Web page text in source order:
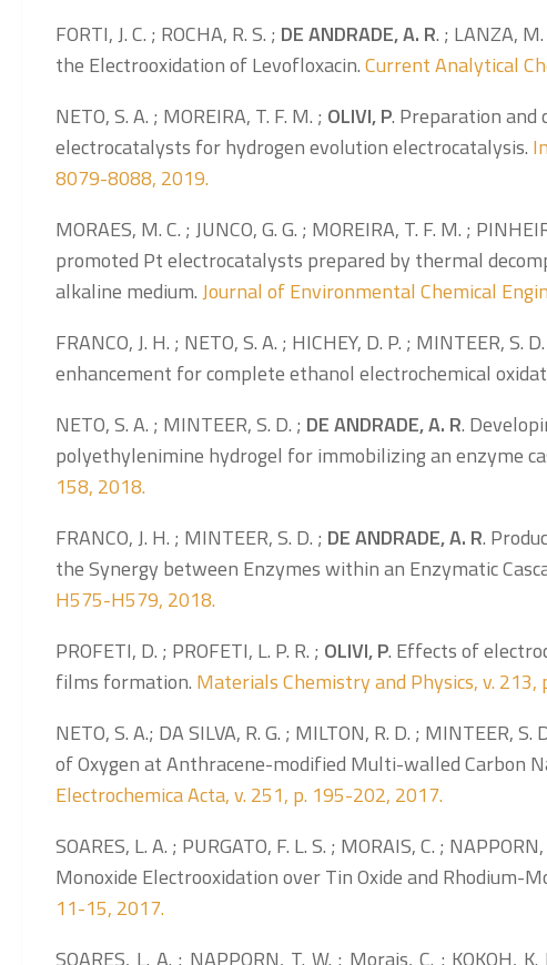
FORTI, J. C. ; ROCHA, R. S. ; DE ANDRADE, A. R. ; LANZA,
the Electrooxidation of Levofloxacin.Current Analytical
NETO, S. A. ; MOREIRA, T. F. M. ; OLIVI, P. Preparation
electrocatalysts for hydrogen evolution electrocatalysis.
8079-8088, 2019.
MORAES, M. C. ; JUNCO, G. G. ; MOREIRA, T. F. M. ;
promoted Pt electrocatalysts prepared by thermal
alkaline medium.Journal of Environmental Chemical
FRANCO, J. H. ; NETO, S. A. ; HICHEY, D. P. ; MINTEER, S.
enhancement for complete ethanol electrochemical
NETO, S. A. ; MINTEER, S. D. ; DEANDRADE, A. R.
polyethylenimine hydrogel for immobilizing an enzyme
158, 2018.
FRANCO, J. H. ; MINTEER, S. D. ; DEANDRADE, A. R.
the Synergy between Enzymes within an Enzymatic
H575-H579, 2018.
PROFETI, D. ; PROFETI, L. P. R. ; OLIVI, P. Effects of
films formation. Materials Chemistry and Physics, v. 213,
NETO, S. A.; DA SILVA, R. G. ; MILTON, R. D. ; MINTEER, S.
of Oxygen at Anthracene-modified Multi-walled Carbon
Electrochemica Acta, v. 251, p. 195-202, 2017.
SOARES, L. A. ; PURGATO, F. L. S. ; MORAIS, C. ;
Monoxide Electrooxidation over Tin Oxide and Rhodium-
11-15, 2017.